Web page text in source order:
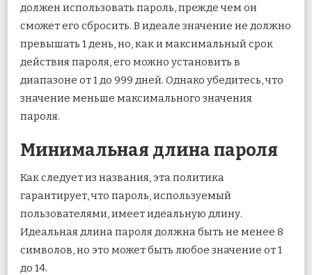
должен использовать пароль, прежде чем он
сможет его сбросить. В идеале значение не должно
превышать 1 день, но, как и максимальный срок
действия пароля, его можно установить в
диапазоне от 1 до 999 дней. Однако убедитесь, что
значение меньше максимального значения
пароля.
Минимальная длина пароля
Как следует из названия, эта политика
гарантирует, что пароль, используемый
пользователями, имеет идеальную длину.
Идеальная длина пароля должна быть не менее 8
символов, но это может быть любое значение от 1
до 14.